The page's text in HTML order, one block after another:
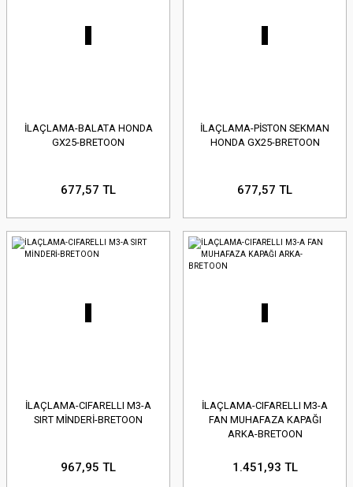
İLAÇLAMA-BALATA HONDA
GX25-BRETOON
677,57 TL
İLAÇLAMA-PİSTON SEKMAN
HONDA GX25-BRETOON
677,57 TL
İLAÇLAMA-CIFARELLI M3-A
SIRT MİNDERİ-BRETOON
967,95 TL
İLAÇLAMA-CIFARELLI M3-A
FAN MUHAFAZA KAPAĞI
ARKA-BRETOON
1.451,93 TL